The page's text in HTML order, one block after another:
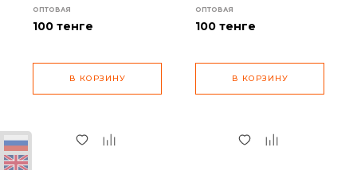
ОПТОВАЯ
100 тенге
В КОРЗИНУ
ОПТОВАЯ
100 тенге
В КОРЗИНУ